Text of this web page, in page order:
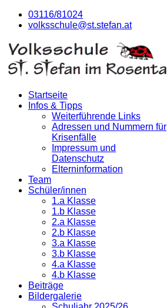
03116/81024
volksschule@st.stefan.at
Startseite
Infos & Tipps
Weiterführende Links
Adressen und Nummern für
Krisenfälle
Impressum und
Datenschutz
Elterninformation
Team
Schüler/innen
1.a Klasse
1.b Klasse
2.a Klasse
2.b Klasse
3.a Klasse
3.b Klasse
4.a Klasse
4.b Klasse
Beiträge
Bildergalerie